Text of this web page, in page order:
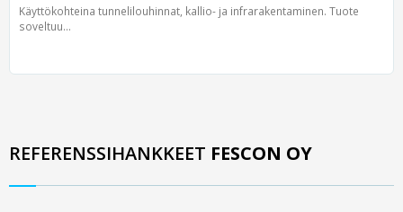
Käyttökohteina tunnelilouhinnat, kallio- ja infrarakentaminen. Tuote
soveltuu...
REFERENSSIHANKKEET FESCON OY